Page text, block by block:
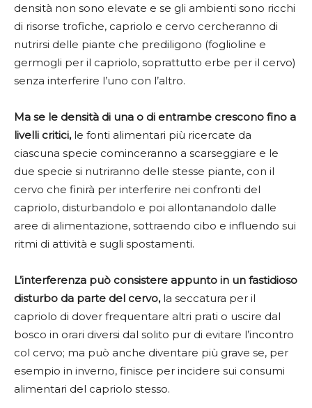
densità non sono elevate e se gli ambienti sono ricchi
di risorse trofiche, capriolo e cervo cercheranno di
nutrirsi delle piante che prediligono (foglioline e
germogli per il capriolo, soprattutto erbe per il cervo)
senza interferire l’uno con l’altro.
Ma se le densità di una o di entrambe crescono fino a
livelli critici,le fonti alimentari più ricercate da
ciascuna specie cominceranno a scarseggiare e le
due specie si nutriranno delle stesse piante, con il
cervo che finirà per interferire nei confronti del
capriolo, disturbandolo e poi allontanandolo dalle
aree di alimentazione, sottraendo cibo e influendo sui
ritmi di attività e sugli spostamenti.
L’interferenza può consistere appunto in un fastidioso
disturbo da parte del cervo,la seccatura per il
capriolo di dover frequentare altri prati o uscire dal
bosco in orari diversi dal solito pur di evitare l’incontro
col cervo; ma può anche diventare più grave se, per
esempio in inverno, finisce per incidere sui consumi
alimentari del capriolo stesso.